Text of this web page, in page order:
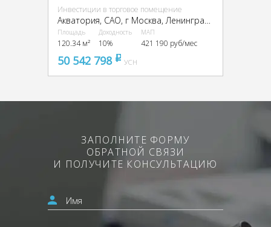
Инвестиции в торговое помещение
Акватория, CАО, г Москва, Ленинградское ш., 69
Площадь
120.34 м²
Доходность
10%
МАП
421 190 руб/мес
50 542 798 pуб
УСН
ЗАПОЛНИТЕ ФОРМУ
ОБРАТНОЙ СВЯЗИ
И ПОЛУЧИТЕ КОНСУЛЬТАЦИЮ